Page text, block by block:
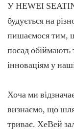
У HEWEI
будується на
пишаємося тим,
посад обіймають
інноваціям у
Хоча ми
визнаємо, що
триває. ХеВей